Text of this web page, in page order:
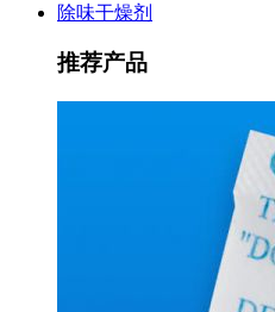
除味干燥剂
推荐产品